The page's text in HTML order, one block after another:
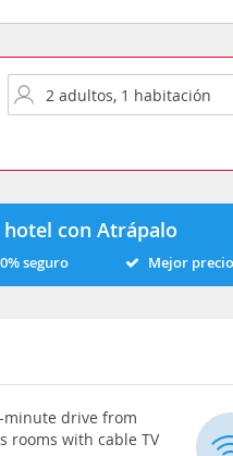
con Atrápalo
seguro Mejor
minute drive from
rooms with cable TV